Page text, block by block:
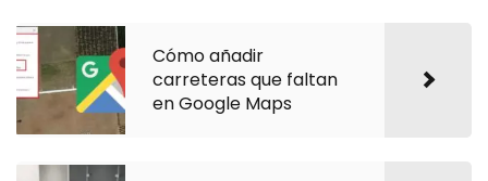
Cómo añadir
carreteras que faltan
en Google Maps